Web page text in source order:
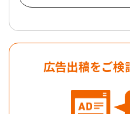
広告出稿をご検